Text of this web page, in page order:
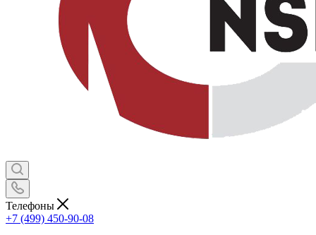
Телефоны
+7 (499) 450-90-08